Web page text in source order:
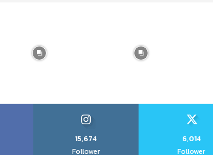
15,674
Follower
6,014
Follower